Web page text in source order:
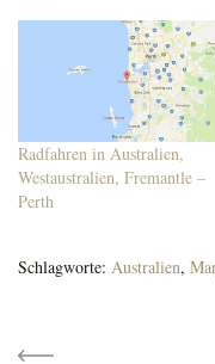
Radfahren in Australien,
Westaustralien, Fremantle –
Perth
Schlagworte: Australien,